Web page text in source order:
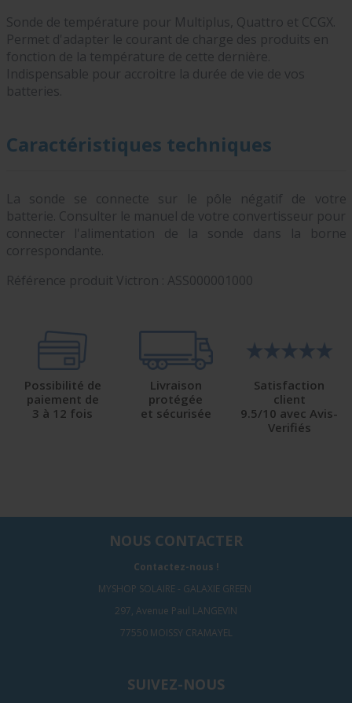
Sonde de température pour Multiplus, Quattro et CCGX.
Permet d'adapter le courant de charge des produits en
fonction de la température de cette dernière.
Indispensable pour accroitre la durée de vie de vos
batteries.
Caractéristiques techniques
La sonde se connecte sur le pôle négatif de votre
batterie. Consulter le manuel de votre convertisseur pour
connecter l'alimentation de la sonde dans la borne
correspondante.
Référence produit Victron : ASS000001000
Possibilité de
paiement de
3 à 12 fois
Livraison
protégée
et sécurisée
Satisfaction
client
9.5/10 avec Avis-
Verifiés
NOUS CONTACTER
Contactez-nous !
MYSHOP SOLAIRE - GALAXIE GREEN
297, Avenue Paul LANGEVIN
77550 MOISSY CRAMAYEL
SUIVEZ-NOUS